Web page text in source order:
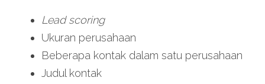
Lead scoring
Ukuran perusahaan
Beberapa kontak dalam satu perusahaan
Judul kontak